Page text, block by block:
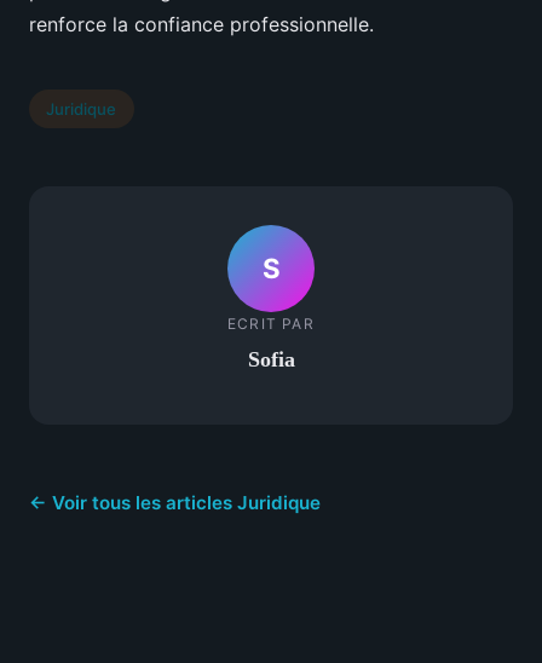
renforce la confiance professionnelle.
Juridique
S
ECRIT PAR
Sofia
← Voir tous les articles Juridique